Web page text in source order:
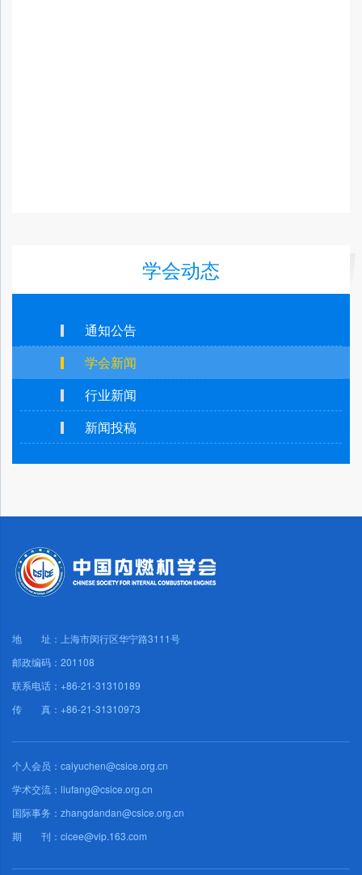
学会动态
通知公告
学会新闻
行业新闻
新闻投稿
地 址：上海市闵行区华宁路3111号
邮政编码：201108
联系电话：+86-21-31310189
传 真：+86-21-31310973
个人会员：caiyuchen@csice.org.cn
学术交流：liufang@csice.org.cn
国际事务：zhangdandan@csice.org.cn
期 刊：cicee@vip.163.com